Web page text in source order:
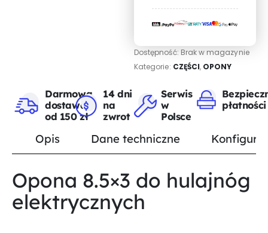
Dostępność: Brak w magazynie
Kategorie: CZĘŚCI, OPONY
Darmowa
dostawa
od 150 zł
14 dni
na
zwrot
Serwis
w
Polsce
płatności
Opis Dane techniczne
Opona 8.5×3 do hulajnóg
elektrycznych